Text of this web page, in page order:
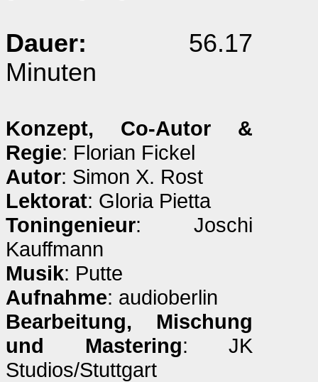
Dauer: 56.17
Minuten
Konzept, Co-Autor &
Regie: Florian Fickel
Autor: Simon X. Rost
Lektorat: Gloria Pietta
Toningenieur: Joschi
Kauffmann
Musik: Putte
Aufnahme: audioberlin
Bearbeitung, Mischung
und Mastering: JK
Studios/Stuttgart